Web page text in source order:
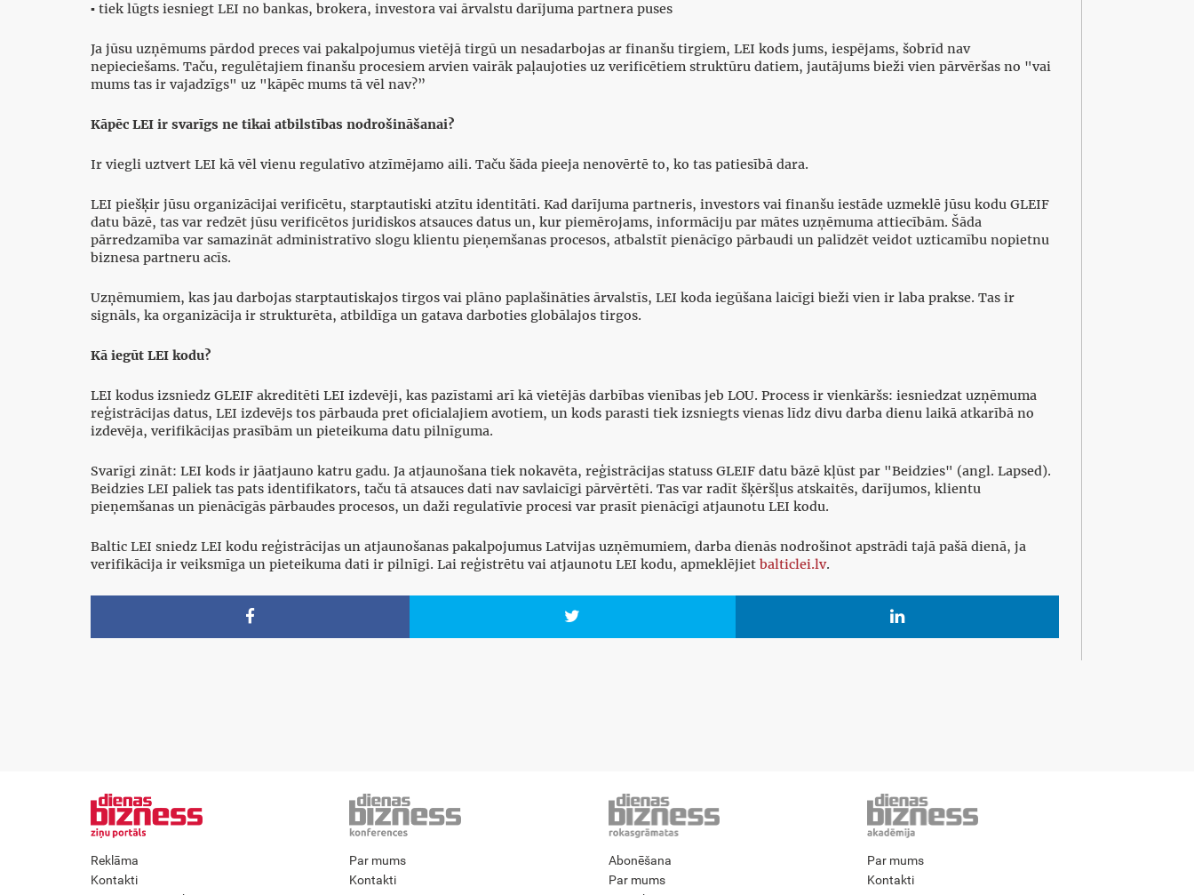
▪ tiek lūgts iesniegt LEI no bankas, brokera, investora vai ārvalstu darījuma partnera puses
Ja jūsu uzņēmums pārdod preces vai pakalpojumus vietējā tirgū un nesadarbojas ar finanšu tirgiem, LEI kods jums, iespējams, šobrīd nav
nepieciešams. Taču, regulētajiem finanšu procesiem arvien vairāk paļaujoties uz verificētiem struktūru datiem, jautājums bieži vien pārvēršas no "vai
mums tas ir vajadzīgs" uz "kāpēc mums tā vēl nav?”
Kāpēc LEI ir svarīgs ne tikai atbilstības nodrošināšanai?
Ir viegli uztvert LEI kā vēl vienu regulatīvo atzīmējamo aili. Taču šāda pieeja nenovērtē to, ko tas patiesībā dara.
LEI piešķir jūsu organizācijai verificētu, starptautiski atzītu identitāti. Kad darījuma partneris, investors vai finanšu iestāde uzmeklē jūsu kodu GLEIF
datu bāzē, tas var redzēt jūsu verificētos juridiskos atsauces datus un, kur piemērojams, informāciju par mātes uzņēmuma attiecībām. Šāda
pārredzamība var samazināt administratīvo slogu klientu pieņemšanas procesos, atbalstīt pienācīgo pārbaudi un palīdzēt veidot uzticamību nopietnu
biznesa partneru acīs.
Uzņēmumiem, kas jau darbojas starptautiskajos tirgos vai plāno paplašināties ārvalstīs, LEI koda iegūšana laicīgi bieži vien ir laba prakse. Tas ir
signāls, ka organizācija ir strukturēta, atbildīga un gatava darboties globālajos tirgos.
Kā iegūt LEI kodu?
LEI kodus izsniedz GLEIF akreditēti LEI izdevēji, kas pazīstami arī kā vietējās darbības vienības jeb LOU. Process ir vienkāršs: iesniedzat uzņēmuma
reģistrācijas datus, LEI izdevējs tos pārbauda pret oficialajiem avotiem, un kods parasti tiek izsniegts vienas līdz divu darba dienu laikā atkarībā no
izdevēja, verifikācijas prasībām un pieteikuma datu pilnīguma.
Svarīgi zināt: LEI kods ir jāatjauno katru gadu. Ja atjaunošana tiek nokavēta, reģistrācijas statuss GLEIF datu bāzē kļūst par "Beidzies" (angl. Lapsed).
Beidzies LEI paliek tas pats identifikators, taču tā atsauces dati nav savlaicīgi pārvērtēti. Tas var radīt šķēršļus atskaitēs, darījumos, klientu
pieņemšanas un pienācīgās pārbaudes procesos, un daži regulatīvie procesi var prasīt pienācīgi atjaunotu LEI kodu.
Baltic LEI sniedz LEI kodu reģistrācijas un atjaunošanas pakalpojumus Latvijas uzņēmumiem, darba dienās nodrošinot apstrādi tajā pašā dienā, ja
verifikācija ir veiksmīga un pieteikuma dati ir pilnīgi. Lai reģistrētu vai atjaunotu LEI kodu, apmeklējiet balticlei.lv.
  
Reklāma
Kontakti
Par mums
Kontakti
Abonēšana
Par mums
Par mums
Kontakti